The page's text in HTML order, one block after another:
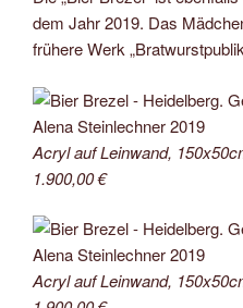
dem Jahr 2019. Das
frühere Werk
Acryl auf Leinwand,
1.900,00 €
Acryl auf Leinwand,